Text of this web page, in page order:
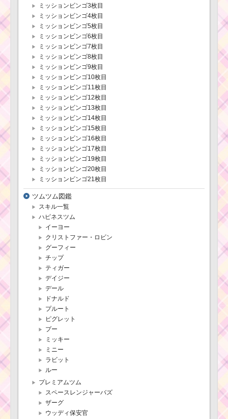
ミッションビンゴ3枚目
ミッションビンゴ4枚目
ミッションビンゴ5枚目
ミッションビンゴ6枚目
ミッションビンゴ7枚目
ミッションビンゴ8枚目
ミッションビンゴ9枚目
ミッションビンゴ10枚目
ミッションビンゴ11枚目
ミッションビンゴ12枚目
ミッションビンゴ13枚目
ミッションビンゴ14枚目
ミッションビンゴ15枚目
ミッションビンゴ16枚目
ミッションビンゴ17枚目
ミッションビンゴ19枚目
ミッションビンゴ20枚目
ミッションビンゴ21枚目
ツムツム図鑑
スキル一覧
ハピネスツム
イーヨー
クリストファー・ロビン
グーフィー
チップ
ティガー
デイジー
デール
ドナルド
プルート
ピグレット
プー
ミッキー
ミニー
ラビット
ルー
プレミアムツム
スペースレンジャーバズ
ザーグ
ウッディ保安官